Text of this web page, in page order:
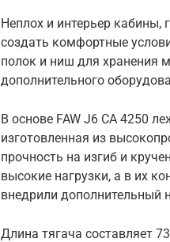
Неплох и интерьер кабины,
создать комфортные
полок и ниш для хранения
дополнительного
В основе FAW J6 CA 4250
изготовленная из
прочность на изгиб и
высокие нагрузки, а в их
внедрили дополнительный
Длина тягача составляет